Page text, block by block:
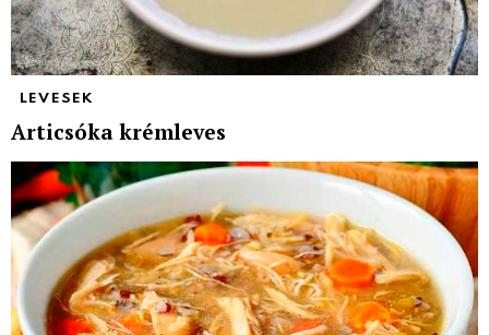
LEVESEK
Articsóka krémleves